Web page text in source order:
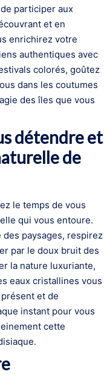
participer aux
et en
enrichirez votre
authentiques avec
colorés, goûtez
dans les coutumes
des îles que vous
détendre et
de
le temps de vous
qui vous entoure.
paysages, respirez
par le doux bruit des
la nature luxuriante,
eaux cristallines vous
et de
instant pour vous
cette